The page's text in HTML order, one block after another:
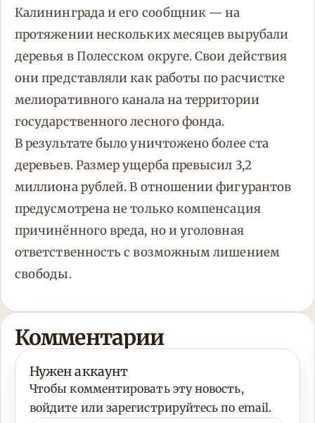
Калининграда и его сообщник — на
протяжении нескольких месяцев вырубали
деревья в Полесском округе. Свои действия
они представляли как работы по расчистке
мелиоративного канала на территории
государственного лесного фонда.
В результате было уничтожено более ста
деревьев. Размер ущерба превысил 3,2
миллиона рублей. В отношении фигурантов
предусмотрена не только компенсация
причинённого вреда, но и уголовная
ответственность с возможным лишением
свободы.
Комментарии
Нужен аккаунт
Чтобы комментировать эту новость,
войдите или зарегистрируйтесь по email.